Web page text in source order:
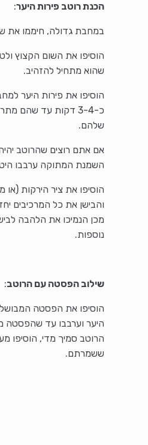
הכנת רוטב פירות היער:
במחבת גדולה, חיממו את
שהוא מתחיל להזהיב.
הוסיפו את פירות היער
כ-3-4 דקות עד שהם
שלהם.
אם אתם רוצים שהרוטב
השמנת המתוקה ערבבו
הוסיפו את ציר הירקות
והבישן את כל המרכיבים
נוספות.
שילוב הפסטה עם הרוטב:
הוסיפו את הפסטה
היער וערבבו עד שהפסטה
הרוטב סמיך מדי, הוסיפו
ששמרתם.